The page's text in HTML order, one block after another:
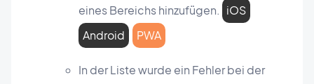
eines Bereichs hinzufügen. iOS
Android
PWA
In der Liste wurde ein Fehler bei der